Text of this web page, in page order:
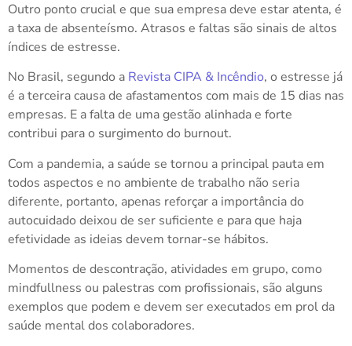
Outro ponto crucial e que sua empresa deve estar atenta, é
a taxa de absenteísmo. Atrasos e faltas são sinais de altos
índices de estresse.
No Brasil, segundo a Revista CIPA & Incêndio, o estresse já
é a terceira causa de afastamentos com mais de 15 dias nas
empresas. E a falta de uma gestão alinhada e forte
contribui para o surgimento do burnout.
Com a pandemia, a saúde se tornou a principal pauta em
todos aspectos e no ambiente de trabalho não seria
diferente, portanto, apenas reforçar a importância do
autocuidado deixou de ser suficiente e para que haja
efetividade as ideias devem tornar-se hábitos.
Momentos de descontração, atividades em grupo, como
mindfullness ou palestras com profissionais, são alguns
exemplos que podem e devem ser executados em prol da
saúde mental dos colaboradores.